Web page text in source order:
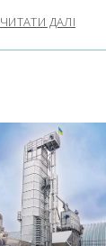
ЧИТАТИ ДАЛІ